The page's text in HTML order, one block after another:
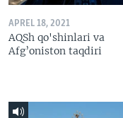
APREL 18, 2021
AQSh qo'shinlari va
Afg’oniston taqdiri